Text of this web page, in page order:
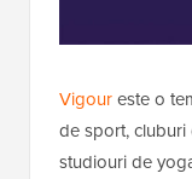
Vigoureste o
de sport,
studiouri de